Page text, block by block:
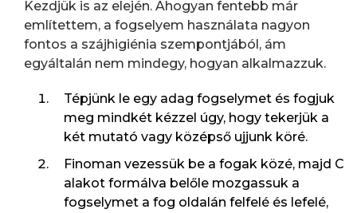
Kezdjük is az elején. Ahogyan fentebb már
említettem, a fogselyem használata nagyon
fontos a szájhigiénia szempontjából, ám
egyáltalán nem mindegy, hogyan alkalmazzuk.
Tépjünk le egy adag fogselymet és fogjuk
meg mindkét kézzel úgy, hogy tekerjük a
két mutató vagy középső ujjunk köré.
Finoman vezessük be a fogak közé, majd C
alakot formálva belőle mozgassuk a
fogselymet a fog oldalán felfelé és lefelé,